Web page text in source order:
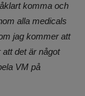
komma och
alla medicals
jag kommer att
det är något
VM på